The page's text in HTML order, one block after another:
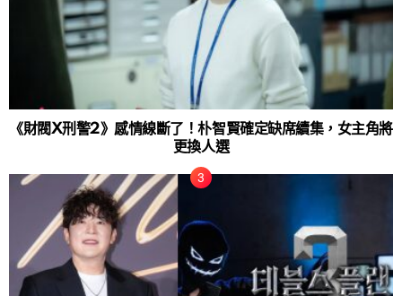
《財閥X刑警2》感情線斷了！朴智賢確定缺席續集，女主角將
更換人選